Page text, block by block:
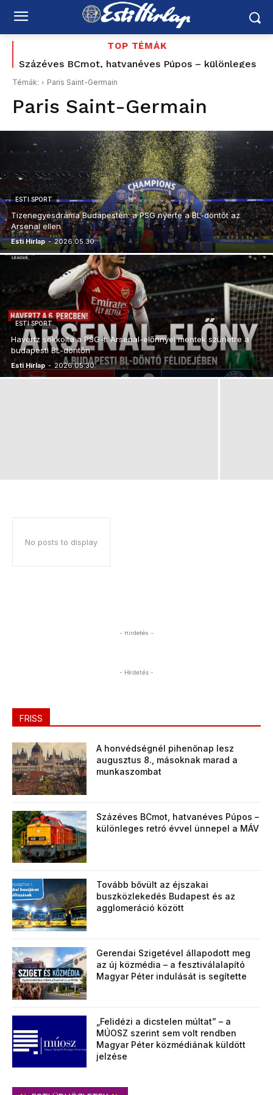
TOP TÉMÁK
Százéves BCmot, hatvanéves Púpos – különleges
retró évvel ünnepel a MÁV
Tovább bővült az éjszakai buszközlekedés
Budapest és az agglomeráció között
Témák: Paris Saint-Germain
Paris Saint-Germain
ESTI SPORT
Tizenegyesdráma Budapesten: a PSG nyerte a BL-döntőt az
Arsenal ellen
Esti Hírlap - 2026.05.30.
ESTI SPORT
Havertz sokkolta a PSG-t: Arsenal-előnnyel mentek szünetre a
budapesti BL-döntőn
Esti Hírlap - 2026.05.30.
No posts to display
- Hirdetés -
- Hirdetés -
FRISS
A honvédségnél pihenőnap lesz
augusztus 8., másoknak marad a
munkaszombat
Százéves BCmot, hatvanéves Púpos –
különleges retró évvel ünnepel a MÁV
Tovább bővült az éjszakai
buszközlekedés Budapest és az
agglomeráció között
Gerendai Szigetével állapodott meg
az új közmédia – a fesztiválalapító
Magyar Péter indulását is segítette
„Felidézi a dicstelen múltat” – a
MÚOSZ szerint sem volt rendben
Magyar Péter közmédiának küldött
jelzése